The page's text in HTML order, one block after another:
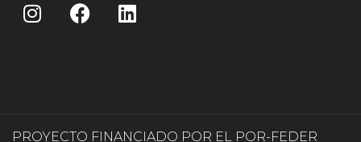
PROYECTO FINANCIADO POR EL POR-FEDER